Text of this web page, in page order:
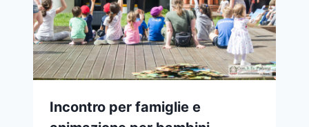
Incontro per famiglie e